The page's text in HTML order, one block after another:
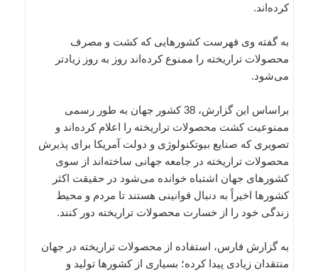
کرده‌اند.
به گفته وی فهرست کشورهایی که کشت و مصرف
محصولات تراریخته را ممنوع کرده‌اند روز به روز زیادتر
می‌شود.
براساس این گزارش، 38 کشور جهان به طور رسمی
ممنوعیت کشت محصولات تراریخته را اعلام کرده‌اند و
تصویری که صنایع بیوتکنولوژی و دولت آمریکا برای پذیرش
محصولات تراریخته در جامعه جهانی ساخته‌اند از سوی
کشورهای جهان اشتباه خوانده می‌شود در حقیقت اکثر
کشورها اخیراً به دنبال قوانینی هستند تا مردم و محیط
زندگی خود را از خسارت محصولات تراریخته دور کنند.
به گزارش فارس، استفاده از محصولات تراریخته در جهان
منتقدان زیادی پیدا کرده؛ بسیاری از کشورها تولید و